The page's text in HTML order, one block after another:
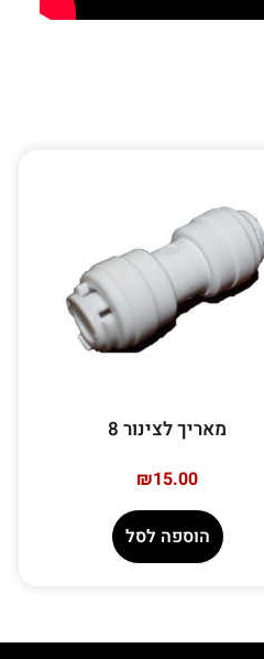
מאריך לצינור 8
₪15.00
הוספה לסל